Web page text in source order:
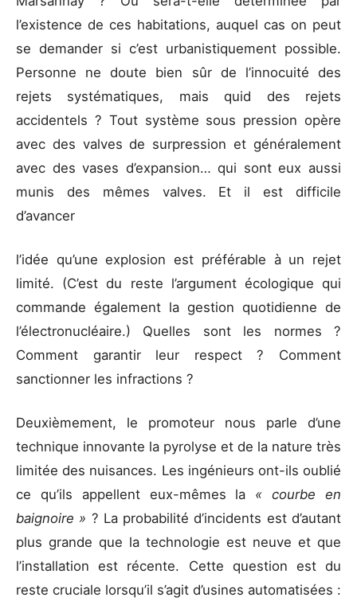
l’existence de ces habitations, auquel cas on peut
se demander si c’est urbanistiquement possible.
Personne ne doute bien sûr de l’innocuité des
rejets systématiques, mais quid des rejets
accidentels ? Tout système sous pression opère
avec des valves de surpression et généralement
avec des vases d’expansion… qui sont eux aussi
munis des mêmes valves. Et il est difficile
d’avancer
l’idée qu’une explosion est préférable à un rejet
limité. (C’est du reste l’argument écologique qui
commande également la gestion quotidienne de
l’électronucléaire.) Quelles sont les normes ?
Comment garantir leur respect ? Comment
sanctionner les infractions ?
Deuxièmement, le promoteur nous parle d’une
technique innovante la pyrolyse et de la nature très
limitée des nuisances. Les ingénieurs ont-ils oublié
ce qu’ils appellent eux-mêmes la « courbe en
baignoire » ? La probabilité d’incidents est d’autant
plus grande que la technologie est neuve et que
l’installation est récente. Cette question est du
reste cruciale lorsqu’il s’agit d’usines automatisées :